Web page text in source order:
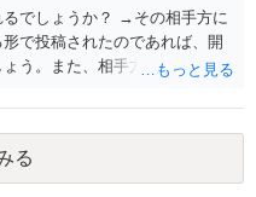
でしょうか？ →その相手方に
で投稿されたのであれば、開
う。また、相手方の投稿した
と、投稿に使った回線の契約
アカウント情報開示の場合
がなされます。 また、された
スバイケースであり、数万円
る